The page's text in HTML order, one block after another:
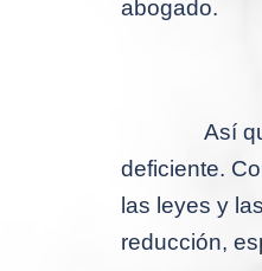
abogado.
Así
deficiente.
las leyes y
reducción,